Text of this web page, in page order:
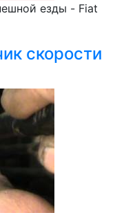
езды - Fiat
скорости